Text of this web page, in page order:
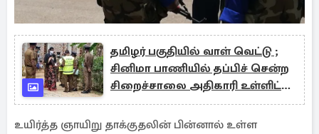
தமிழர் பகுதியில் வாள் வெட்டு ;
சினிமா பாணியில் தப்பிச் சென்ற
சிறைச்சாலை அதிகாரி உள்ளிட்ட
குழு
உயிர்த்த ஞாயிறு தாக்குதலின் பின்னால் உள்ள